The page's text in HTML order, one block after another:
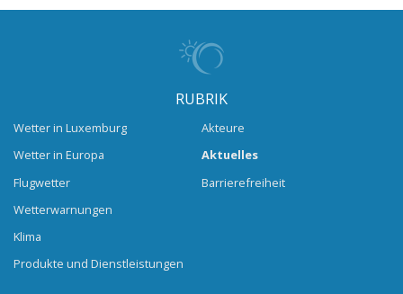
RUBRIK
Wetter in Luxemburg
Wetter in Europa
Flugwetter
Wetterwarnungen
Klima
Produkte und Dienstleistungen
Akteure
Aktuelles
Barrierefreiheit